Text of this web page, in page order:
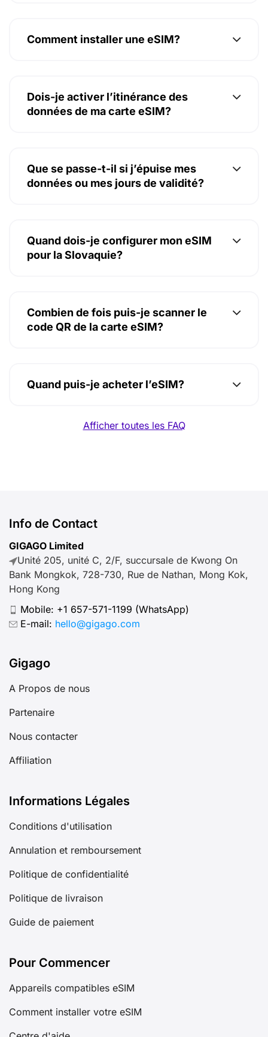
Comment installer une eSIM?
Dois-je activer l’itinérance des
données de ma carte eSIM?
Que se passe-t-il si j’épuise mes
données ou mes jours de validité?
Quand dois-je configurer mon eSIM
pour la Slovaquie?
Combien de fois puis-je scanner le
code QR de la carte eSIM?
Quand puis-je acheter l’eSIM?
Afficher toutes les FAQ
Info de Contact
GIGAGO Limited
Unité 205, unité C, 2/F, succursale de Kwong On
Bank Mongkok, 728-730, Rue de Nathan, Mong Kok,
Hong Kong
Mobile: +1 657-571-1199 (WhatsApp)
E-mail: hello@gigago.com
Gigago
A Propos de nous
Partenaire
Nous contacter
Affiliation
Informations Légales
Conditions d'utilisation
Annulation et remboursement
Politique de confidentialité
Politique de livraison
Guide de paiement
Pour Commencer
Appareils compatibles eSIM
Comment installer votre eSIM